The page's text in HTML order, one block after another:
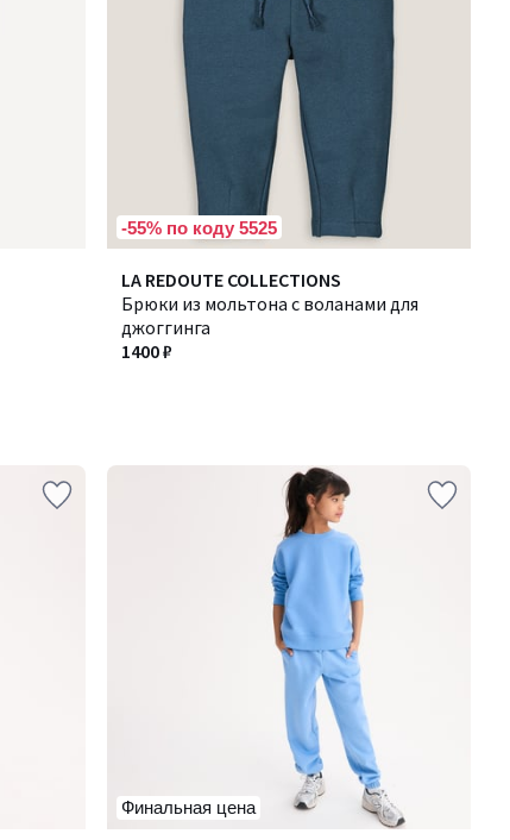
-55% по коду 5525
LA REDOUTE COLLECTIONS
Брюки из мольтона с воланами для
джоггинга
1400 ₽
Финальная цена